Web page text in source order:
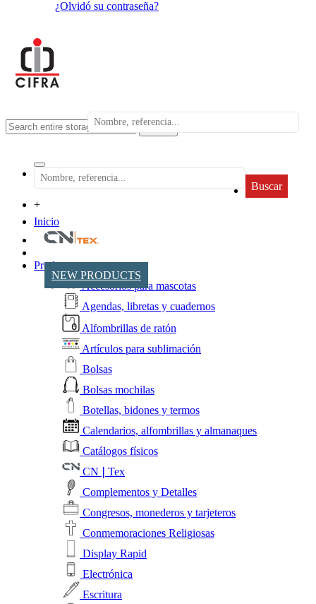
¿Olvidó su contraseña?
search
Buscar
+
Inicio
NEW PRODUCTS
Productos
Accesorios para mascotas
Agendas, libretas y cuadernos
Alfombrillas de ratón
Artículos para sublimación
Bolsas
Bolsas mochilas
Botellas, bidones y termos
Calendarios, alfombrillas y almanaques
Catálogos físicos
CN❘Tex
Complementos y Detalles
Congresos, monederos y tarjeteros
Conmemoraciones Religiosas
Display Rapid
Electrónica
Escritura